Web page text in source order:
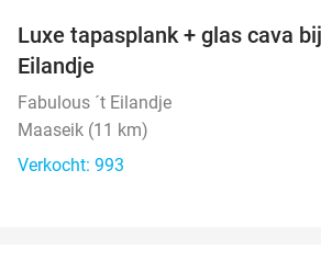
Luxe tapasplank + glas cava
Eilandje
Fabulous ´t Eilandje
Maaseik (11 km)
Verkocht: 993